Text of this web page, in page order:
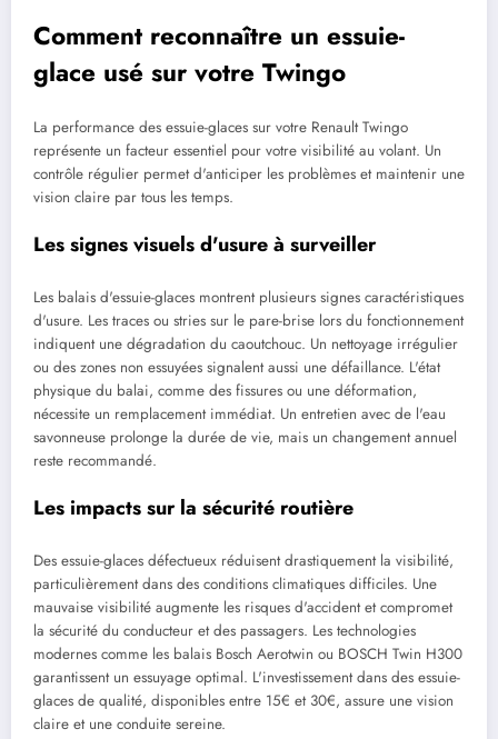
Comment reconnaître un essuie-
glace usé sur votre Twingo
La performance des essuie-glaces sur votre Renault Twingo
représente un facteur essentiel pour votre visibilité au volant. Un
contrôle régulier permet d'anticiper les problèmes et maintenir une
vision claire par tous les temps.
Les signes visuels d'usure à surveiller
Les balais d'essuie-glaces montrent plusieurs signes caractéristiques
d'usure. Les traces ou stries sur le pare-brise lors du fonctionnement
indiquent une dégradation du caoutchouc. Un nettoyage irrégulier
ou des zones non essuyées signalent aussi une défaillance. L'état
physique du balai, comme des fissures ou une déformation,
nécessite un remplacement immédiat. Un entretien avec de l'eau
savonneuse prolonge la durée de vie, mais un changement annuel
reste recommandé.
Les impacts sur la sécurité routière
Des essuie-glaces défectueux réduisent drastiquement la visibilité,
particulièrement dans des conditions climatiques difficiles. Une
mauvaise visibilité augmente les risques d'accident et compromet
la sécurité du conducteur et des passagers. Les technologies
modernes comme les balais Bosch Aerotwin ou BOSCH Twin H300
garantissent un essuyage optimal. L'investissement dans des essuie-
glaces de qualité, disponibles entre 15€ et 30€, assure une vision
claire et une conduite sereine.